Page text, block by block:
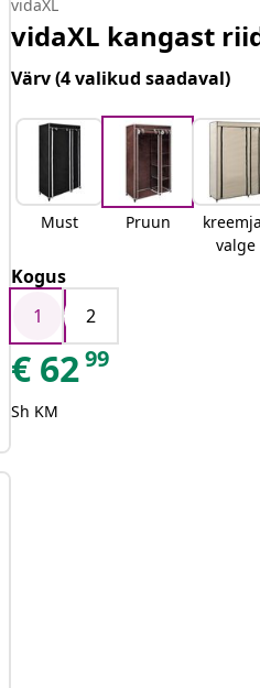
vidaXL
vidaXL kangast
Värv(4 valikud saadaval)
Must Pruun
valge
Kogus
1
2
€ 6299
Sh KM